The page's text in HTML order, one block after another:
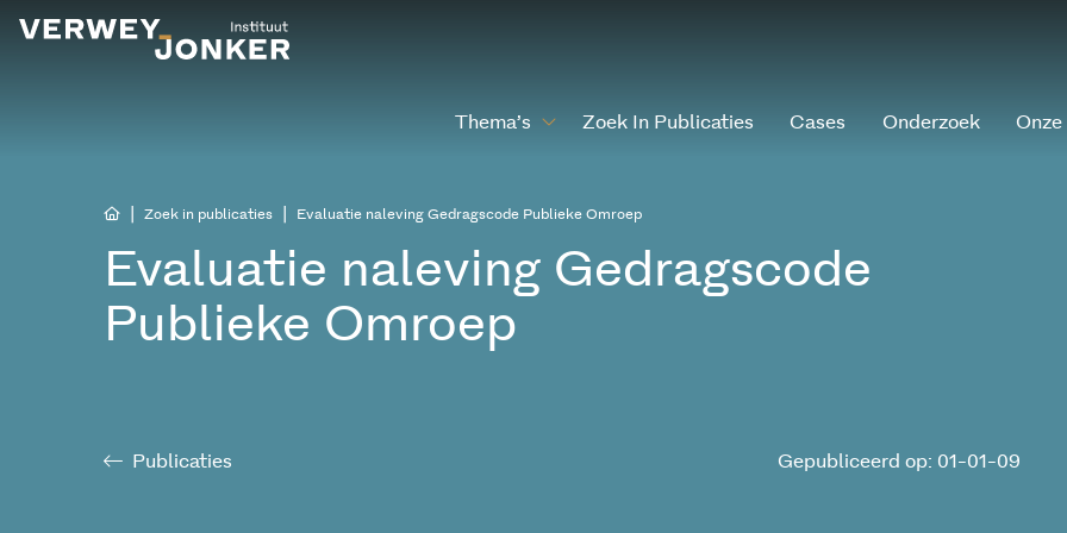
Thema’s Zoek In Publicaties Cases Onderzoek
Zoek in publicaties Evaluatie naleving Gedragscode Publieke Omroep
Evaluatie naleving Gedragscode
Publieke Omroep
Publicaties Gepubliceerd op: 01-01-09